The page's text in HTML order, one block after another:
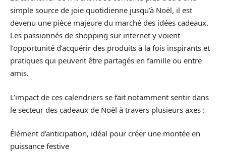
simple source de joie quotidienne jusqu’à Noël, il est
devenu une pièce majeure du marché des idées cadeaux.
Les passionnés de shopping sur internet y voient
l’opportunité d’acquérir des produits à la fois inspirants et
pratiques qui peuvent être partagés en famille ou entre
amis.
L’impact de ces calendriers se fait notamment sentir dans
le secteur des cadeaux de Noël à travers plusieurs axes :
Élément d’anticipation, idéal pour créer une montée en
puissance festive